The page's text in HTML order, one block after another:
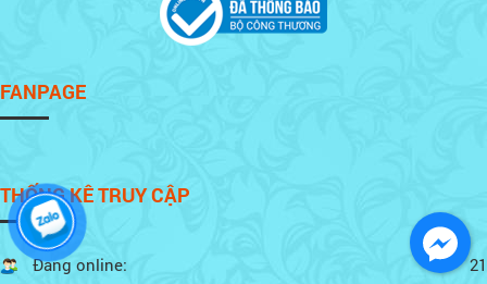
FANPAGE
THỐNG KÊ TRUY CẬP
Đang online: 21